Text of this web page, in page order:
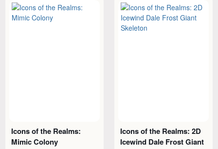
Icons of the Realms:
Mimic Colony
Icons of the Realms: 2D
Icewind Dale Frost Giant